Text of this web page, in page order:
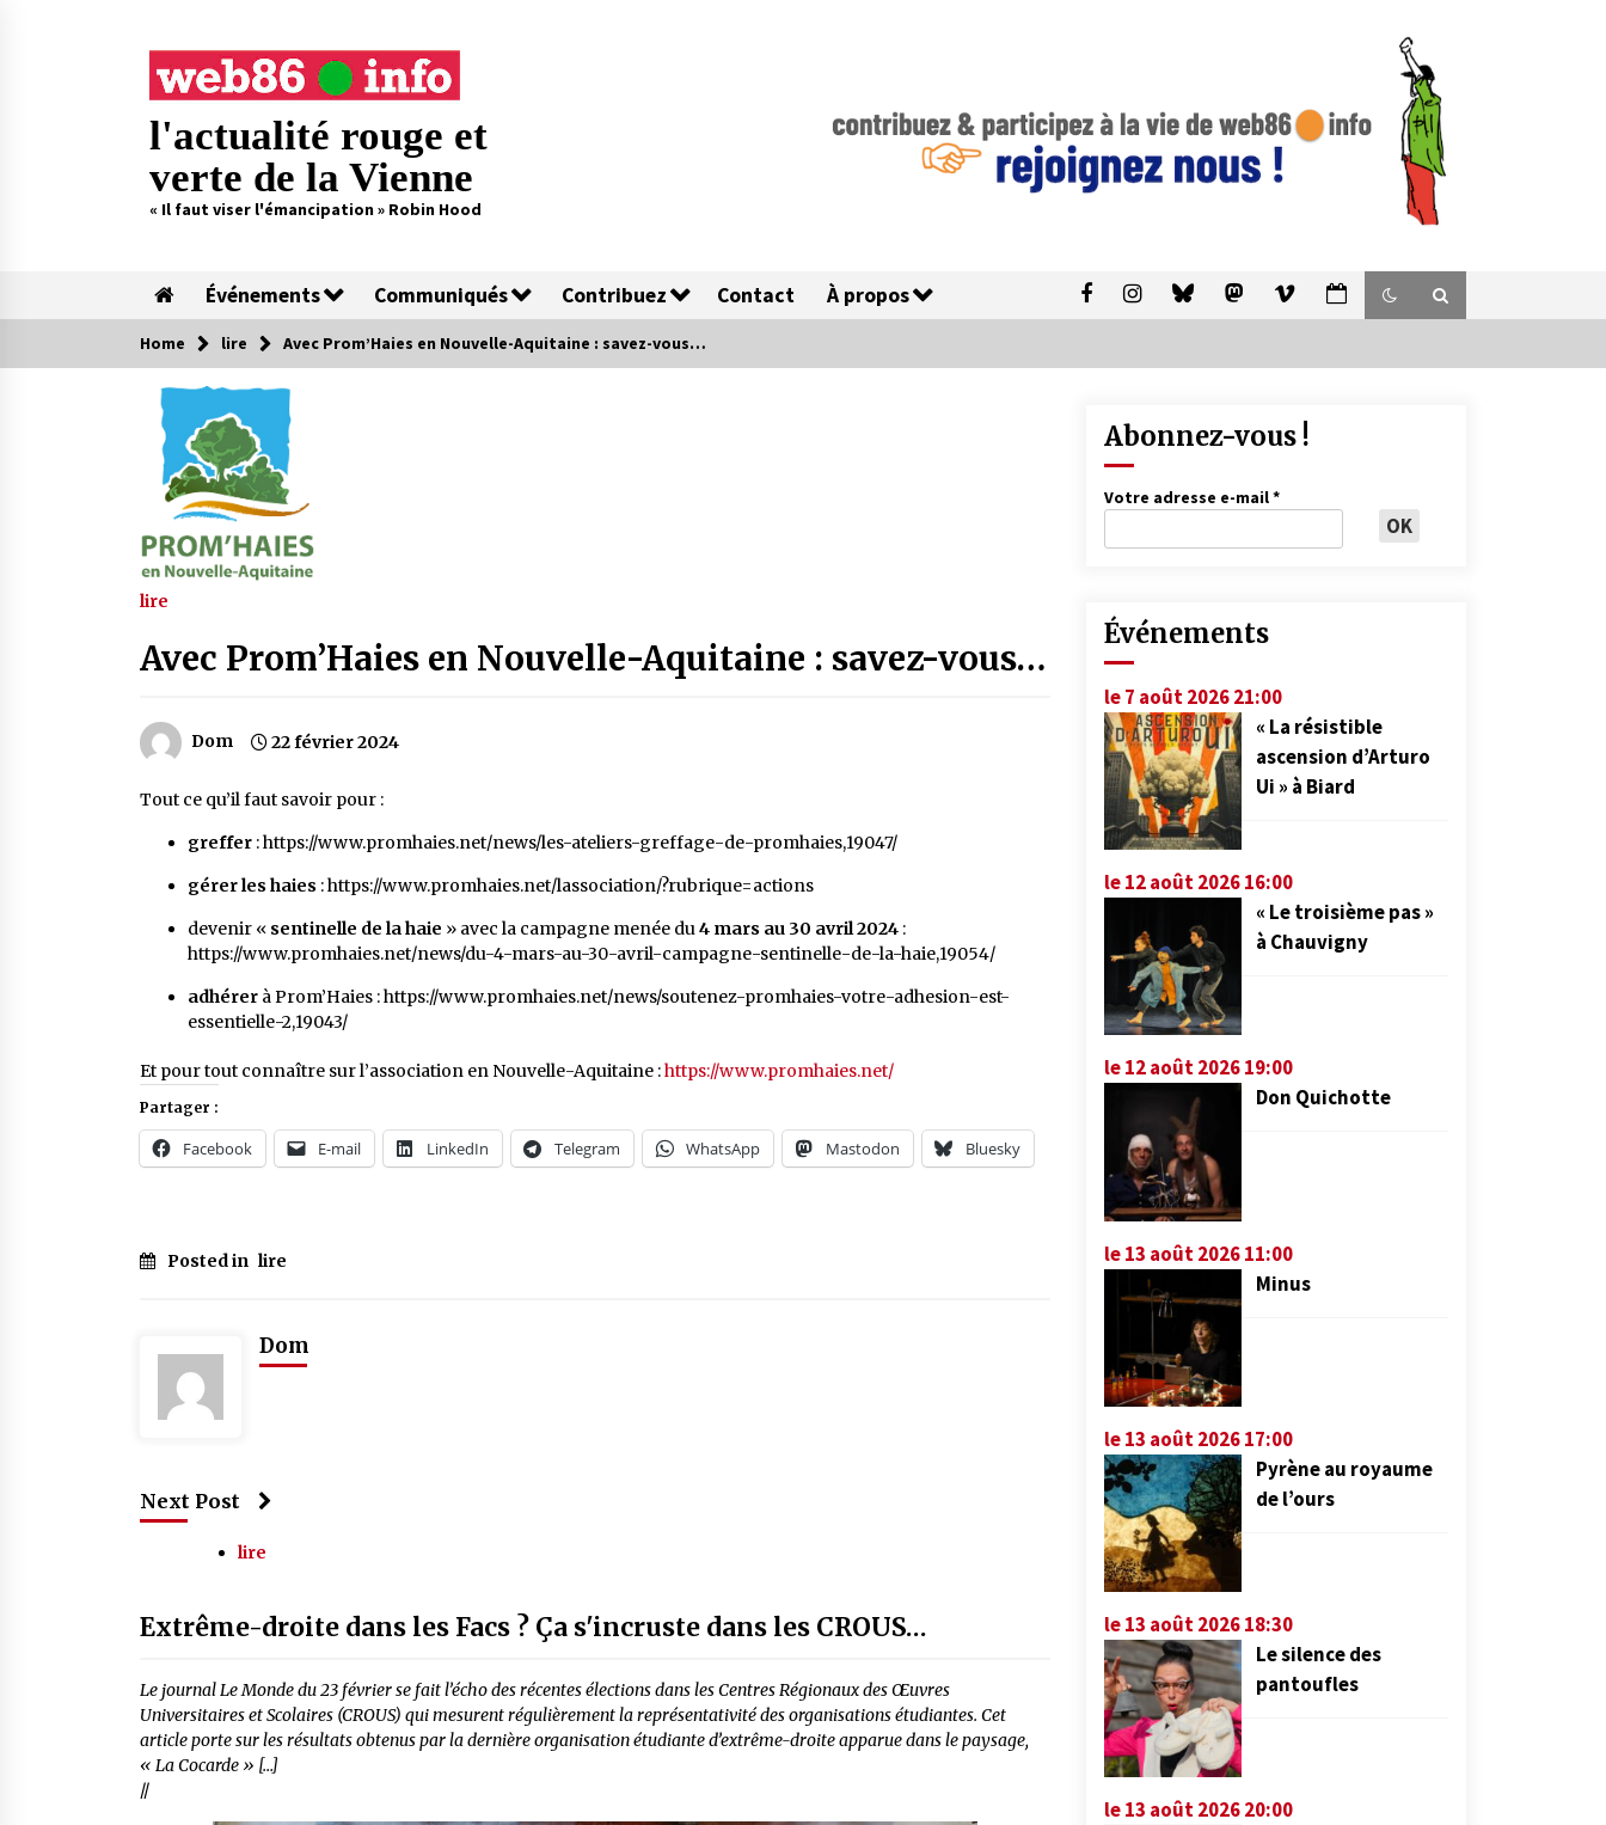
l'actualité rouge et
verte de la Vienne
« Il faut viser l'émancipation » Robin Hood
Événements Communiqués Contribuez Contact À propos
Home lire Avec Prom’Haies en Nouvelle-Aquitaine : savez-vous…
lire
Avec Prom’Haies en Nouvelle-Aquitaine : savez-vous…
Dom 22 février 2024
Tout ce qu’il faut savoir pour :
greffer :https://www.promhaies.net/news/les-ateliers-greffage-de-promhaies,19047/
gérer les haies :https://www.promhaies.net/lassociation/?rubrique=actions
devenir « sentinelle de la haie » avec la campagne menée du4 mars au 30 avril 2024 :
https://www.promhaies.net/news/du-4-mars-au-30-avril-campagne-sentinelle-de-la-haie,19054/
adhérer à Prom’Haies :https://www.promhaies.net/news/soutenez-promhaies-votre-adhesion-est-
essentielle-2,19043/
Et pour tout connaître sur l’association en Nouvelle-Aquitaine :https://www.promhaies.net/
Partager :
Facebook E-mail LinkedIn Telegram WhatsApp Mastodon Bluesky
Posted in lire
Dom
Next Post
lire
Extrême-droite dans les Facs ? Ça s'incruste dans les CROUS…
Le journal Le Monde du 23 février se fait l’écho des récentes élections dans les Centres Régionaux des Œuvres
Universitaires et Scolaires (CROUS) qui mesurent régulièrement la représentativité des organisations étudiantes. Cet
article porte sur les résultats obtenus par la dernière organisation étudiante d’extrême-droite apparue dans le paysage,
« La Cocarde » […]
//
Abonnez-vous !
Votre adresse e-mail*
Événements
le 7 août 2026 21:00
« La résistible
ascension d’Arturo
Ui » à Biard
le 12 août 2026 16:00
« Le troisième pas »
à Chauvigny
le 12 août 2026 19:00
Don Quichotte
le 13 août 2026 11:00
Minus
le 13 août 2026 17:00
Pyrène au royaume
de l’ours
le 13 août 2026 18:30
Le silence des
pantoufles
le 13 août 2026 20:00